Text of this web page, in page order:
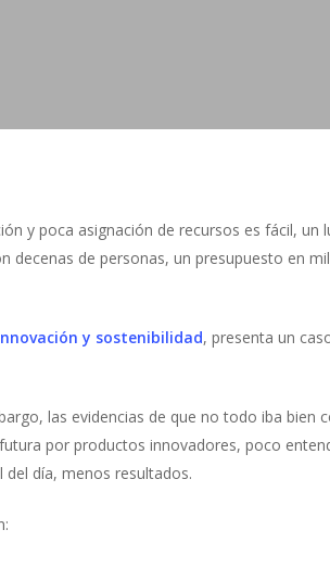
y poca asignación de recursos es fácil, un
de personas, un presupuesto en
y sostenibilidad, presenta un
las evidencias de que no todo iba bien
por productos innovadores, poco
día, menos resultados.